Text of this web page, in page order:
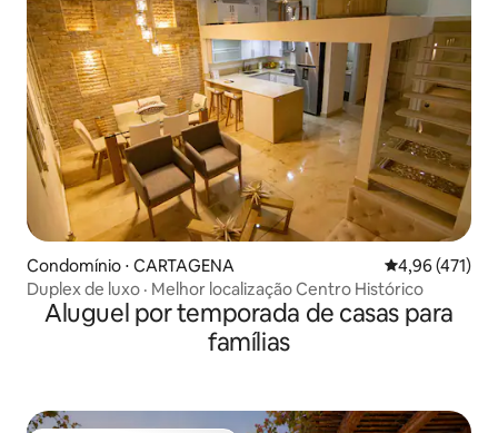
Condomínio ⋅ CARTAGENA 4,96 de uma
4,96 (471)
Duplex de luxo · Melhor localização Centro Histórico
Aluguel por temporada de casas para
famílias